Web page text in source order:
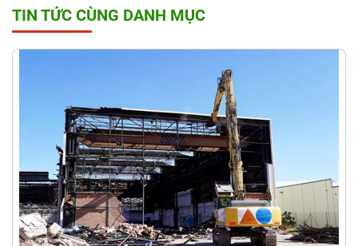
TIN TỨC CÙNG DANH MỤC